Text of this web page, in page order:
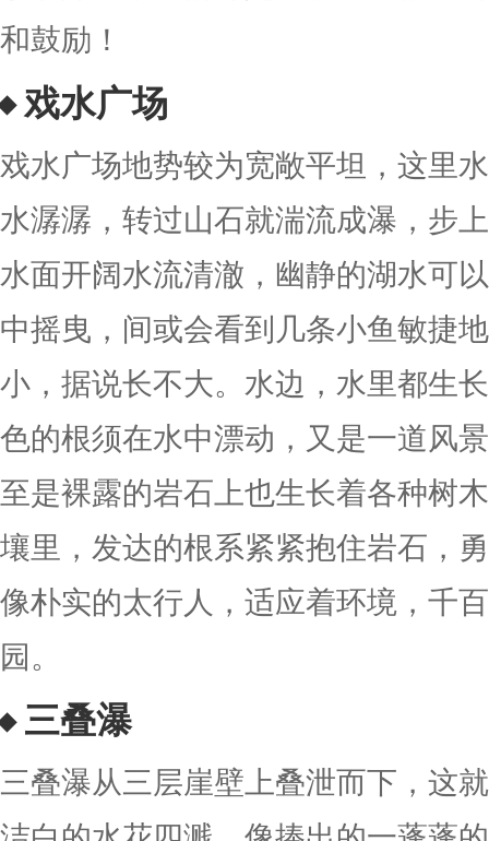
和鼓励！
戏水广场
戏水广场地势较为宽敞平坦，这里
水潺潺，转过山石就湍流成瀑，步
水面开阔水流清澈，幽静的湖水可
中摇曳，间或会看到几条小鱼敏捷
小，据说长不大。水边，水里都生
色的根须在水中漂动，又是一道风
至是裸露的岩石上也生长着各种树
壤里，发达的根系紧紧抱住岩石，
像朴实的太行人，适应着环境，千
园。
三叠瀑
三叠瀑从三层崖壁上叠泄而下，这